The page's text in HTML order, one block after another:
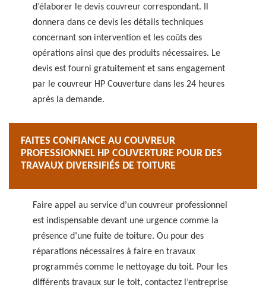
d’élaborer le devis couvreur correspondant. Il
donnera dans ce devis les détails techniques
concernant son intervention et les coûts des
opérations ainsi que des produits nécessaires. Le
devis est fourni gratuitement et sans engagement
par le couvreur HP Couverture dans les 24 heures
après la demande.
FAITES CONFIANCE AU COUVREUR
PROFESSIONNEL HP COUVERTURE POUR DES
TRAVAUX DIVERSIFIÉS DE TOITURE
Faire appel au service d’un couvreur professionnel
est indispensable devant une urgence comme la
présence d’une fuite de toiture. Ou pour des
réparations nécessaires à faire en travaux
programmés comme le nettoyage du toit. Pour les
différents travaux sur le toit, contactez l’entreprise